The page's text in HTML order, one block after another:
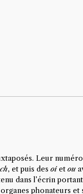
Leur
ch, et puis des oiet ou
dans l’écrin
phonateurs